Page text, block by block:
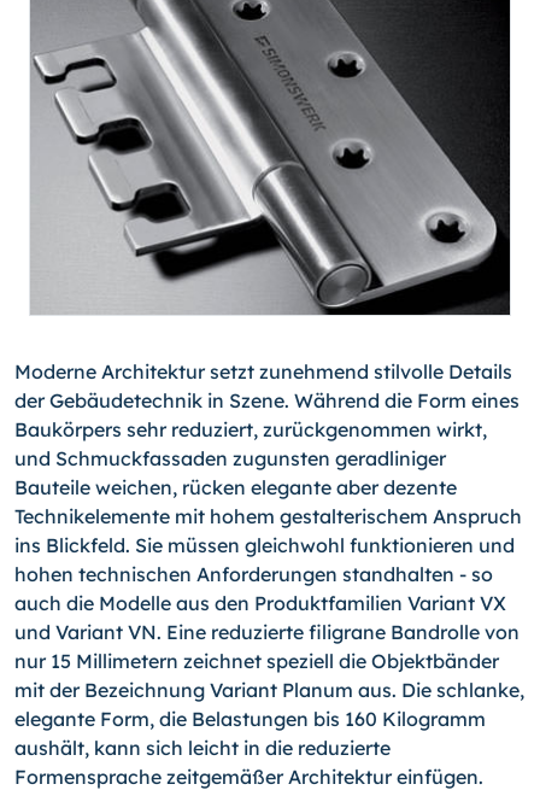
Moderne Architektur setzt zunehmend stilvolle Details
der Gebäudetechnik in Szene. Während die Form eines
Baukörpers sehr reduziert, zurückgenommen wirkt,
und Schmuckfassaden zugunsten geradliniger
Bauteile weichen, rücken elegante aber dezente
Technikelemente mit hohem gestalterischem Anspruch
ins Blickfeld. Sie müssen gleichwohl funktionieren und
hohen technischen Anforderungen standhalten - so
auch die Modelle aus den Produktfamilien Variant VX
und Variant VN. Eine reduzierte filigrane Bandrolle von
nur 15 Millimetern zeichnet speziell die Objektbänder
mit der Bezeichnung Variant Planum aus. Die schlanke,
elegante Form, die Belastungen bis 160 Kilogramm
aushält, kann sich leicht in die reduzierte
Formensprache zeitgemäßer Architektur einfügen.